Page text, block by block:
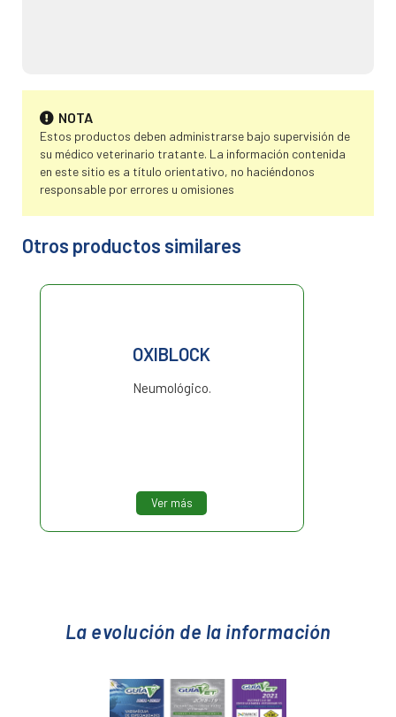
NOTA
Estos productos deben administrarse bajo supervisión de
su médico veterinario tratante. La información contenida
en este sitio es a título orientativo, no haciéndonos
responsable por errores u omisiones
Otros productos similares
OXIBLOCK
Neumológico.
Ver más
La evolución de la información